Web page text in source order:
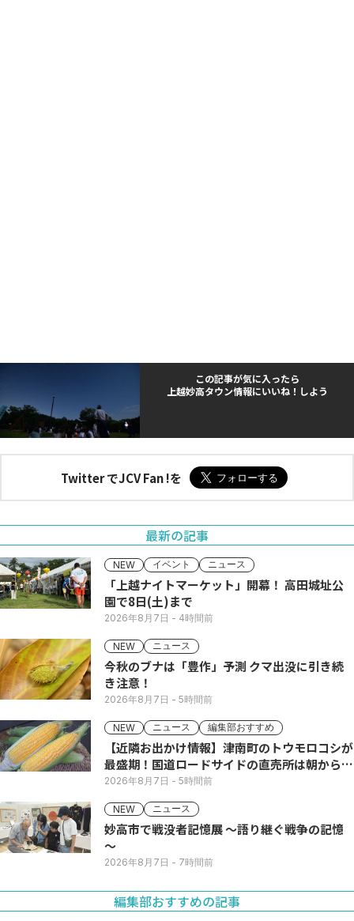
この記事が気に入ったら
上越妙高タウン情報にいいね！しよう
Twitter でJCV Fan !を
最新の記事
NEW イベント ニュース
「上越ナイトマーケット」開幕！ 高田城址公
園で8日(土)まで
2026年8月7日 - 4時間前
NEW ニュース
今秋のブナは「豊作」予測 クマ出没に引き続
き注意！
2026年8月7日 - 5時間前
NEW ニュース 編集部おすすめ
【近隣お出かけ情報】津南町のトウモロコシが
最盛期！国道ロードサイドの直売所は朝から長
い列
2026年8月7日 - 5時間前
NEW ニュース
妙高市で戦没者記憶展 ～語り継ぐ戦争の記憶
～
2026年8月7日 - 7時間前
編集部おすすめの記事